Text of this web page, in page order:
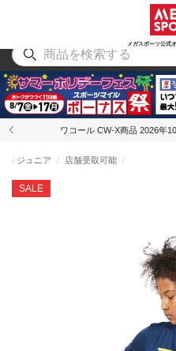
メガスポーツ公式
アウトドア
ワコール CW-X商品 2026年
SALE
ジュニア 店舗受取可能